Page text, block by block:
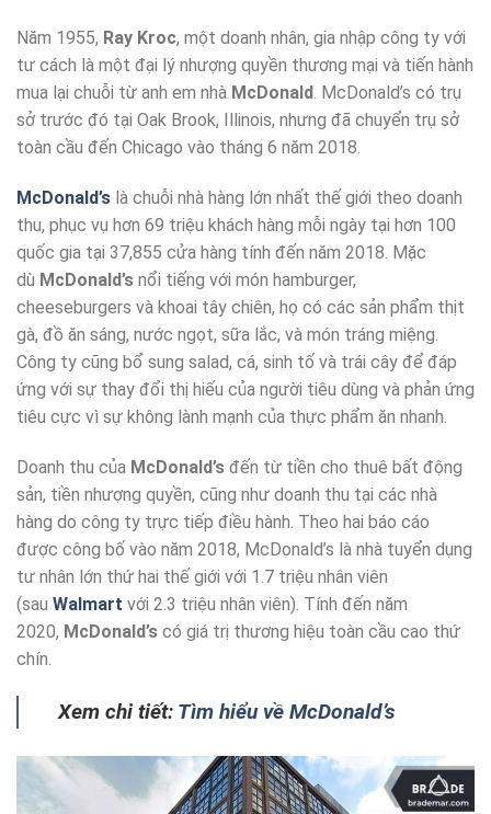
Năm 1955, Ray Kroc, một doanh nhân, gia nhập công ty với
tư cách là một đại lý nhượng quyền thương mại và tiến hành
mua lại chuỗi từ anh em nhà McDonald. McDonald’s có trụ
sở trước đó tại Oak Brook, Illinois, nhưng đã chuyển trụ sở
toàn cầu đến Chicago vào tháng 6 năm 2018.
McDonald’s là chuỗi nhà hàng lớn nhất thế giới theo doanh
thu, phục vụ hơn 69 triệu khách hàng mỗi ngày tại hơn 100
quốc gia tại 37,855 cửa hàng tính đến năm 2018. Mặc
dù McDonald’s nổi tiếng với món hamburger,
cheeseburgers và khoai tây chiên, họ có các sản phẩm thịt
gà, đồ ăn sáng, nước ngọt, sữa lắc, và món tráng miệng.
Công ty cũng bổ sung salad, cá, sinh tố và trái cây để đáp
ứng với sự thay đổi thị hiếu của người tiêu dùng và phản ứng
tiêu cực vì sự không lành mạnh của thực phẩm ăn nhanh.
Doanh thu của McDonald’s đến từ tiền cho thuê bất động
sản, tiền nhượng quyền, cũng như doanh thu tại các nhà
hàng do công ty trực tiếp điều hành. Theo hai báo cáo
được công bố vào năm 2018, McDonald’s là nhà tuyển dụng
tư nhân lớn thứ hai thế giới với 1.7 triệu nhân viên
(sau Walmart với 2.3 triệu nhân viên). Tính đến năm
2020, McDonald’s có giá trị thương hiệu toàn cầu cao thứ
chín.
Xem chi tiết: Tìm hiểu về McDonald’s